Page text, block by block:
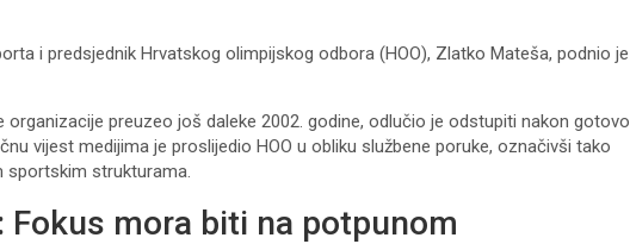
i predsjednik Hrvatskog olimpijskog odbora (HOO), Zlatko Mateša, podnio je
preuzeo još daleke 2002. godine, odlučio je odstupiti nakon gotovo
vijest medijima je proslijedio HOO u obliku službene poruke, označivši tako
strukturama.
Fokus mora biti na potpunom